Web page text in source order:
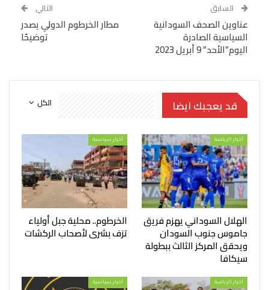
السابق
عناوين الصحف السودانية
السياسية الصادرة
اليوم”الأحد” 9 أبريل 2023
التالي
مطار الخرطوم الدولي يصدر
توضيحًا
الكل قد يعجبك ايضا
أخبار الرياضة
الهلال السوداني يهزم فريق
جاموس جنوب السودان
ويحقق المركز الثالث ببطولة
سيكافا
أخبار سياسية
الخرطوم.. محلية جبل أولياء
تزف بشرى لأصحاب الركشات
أخبار الرياضة أخبار سياسية